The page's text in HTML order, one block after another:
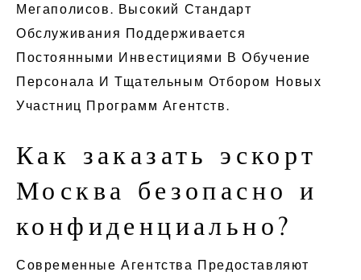
Мегаполисов. Высокий Стандарт
Обслуживания Поддерживается
Постоянными Инвестициями В Обучение
Персонала И Тщательным Отбором Новых
Участниц Программ Агентств.
Как заказать эскорт
Москва безопасно и
конфиденциально?
Современные Агентства Предоставляют